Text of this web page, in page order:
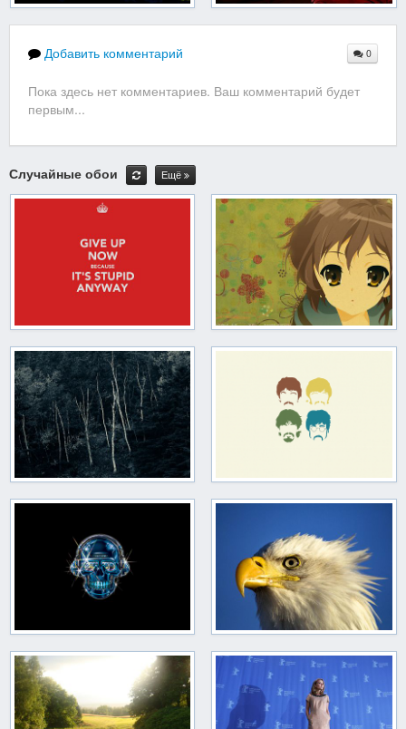
Добавить комментарий 0
Пока здесь нет комментариев. Ваш комментарий будет
первым...
Случайные обои Ещё